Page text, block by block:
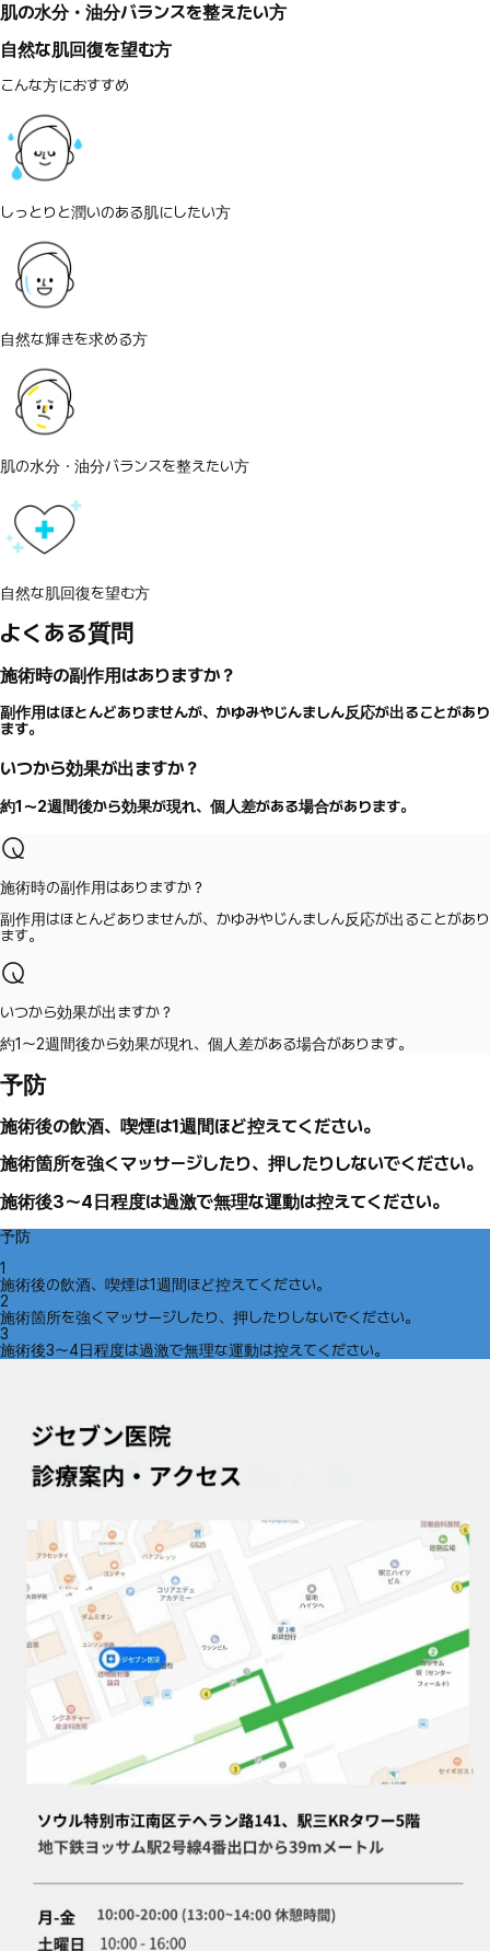
肌の水分・油分バランスを整えたい方
自然な肌回復を望む方
こんな方におすすめ
しっとりと潤いのある肌にしたい方
自然な輝きを求める方
肌の水分・油分バランスを整えたい方
自然な肌回復を望む方
よくある質問
施術時の副作用はありますか？
副作用はほとんどありませんが、かゆみやじんましん反応が出ることがあり
ます。
いつから効果が出ますか？
約1～2週間後から効果が現れ、個人差がある場合があります。
施術時の副作用はありますか？
副作用はほとんどありませんが、かゆみやじんましん反応が出ることがあり
ます。
いつから効果が出ますか？
約1～2週間後から効果が現れ、個人差がある場合があります。
予防
施術後の飲酒、喫煙は1週間ほど控えてください。
施術箇所を強くマッサージしたり、押したりしないでください。
施術後3～4日程度は過激で無理な運動は控えてください。
予防
1
施術後の飲酒、喫煙は1週間ほど控えてください。
2
施術箇所を強くマッサージしたり、押したりしないでください。
3
施術後3～4日程度は過激で無理な運動は控えてください。